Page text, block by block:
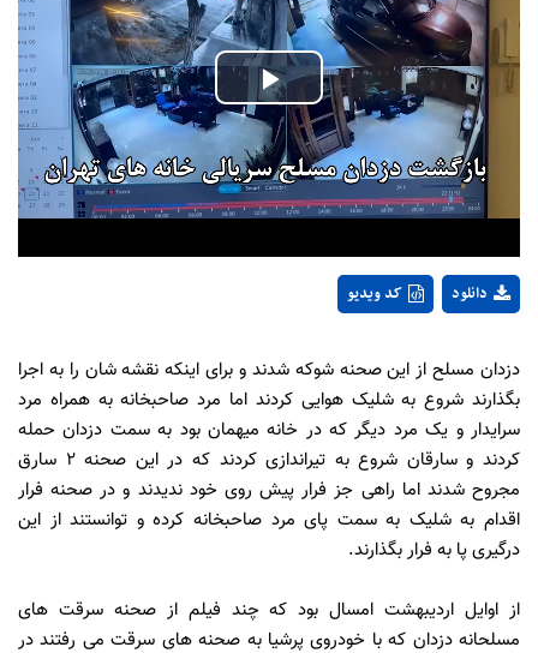
Play
Video
کد ویدیو دانلود
دزدان مسلح از این صحنه شوکه شدند و برای اینکه نقشه شان را به اجرا
بگذارند شروع به شلیک هوایی کردند اما مرد صاحبخانه به همراه مرد
سرایدار و یک مرد دیگر که در خانه میهمان بود به سمت دزدان حمله
کردند و سارقان شروع به تیراندازی کردند که در این صحنه 2 سارق
مجروح شدند اما راهی جز فرار پیش روی خود ندیدند و در صحنه فرار
اقدام به شلیک به سمت پای مرد صاحبخانه کرده و توانستند از این
درگیری پا به فرار بگذارند.
از اوایل اردیبهشت امسال بود که چند فیلم از صحنه سرقت های
مسلحانه دزدان که با خودروی پرشیا به صحنه های سرقت می رفتند در